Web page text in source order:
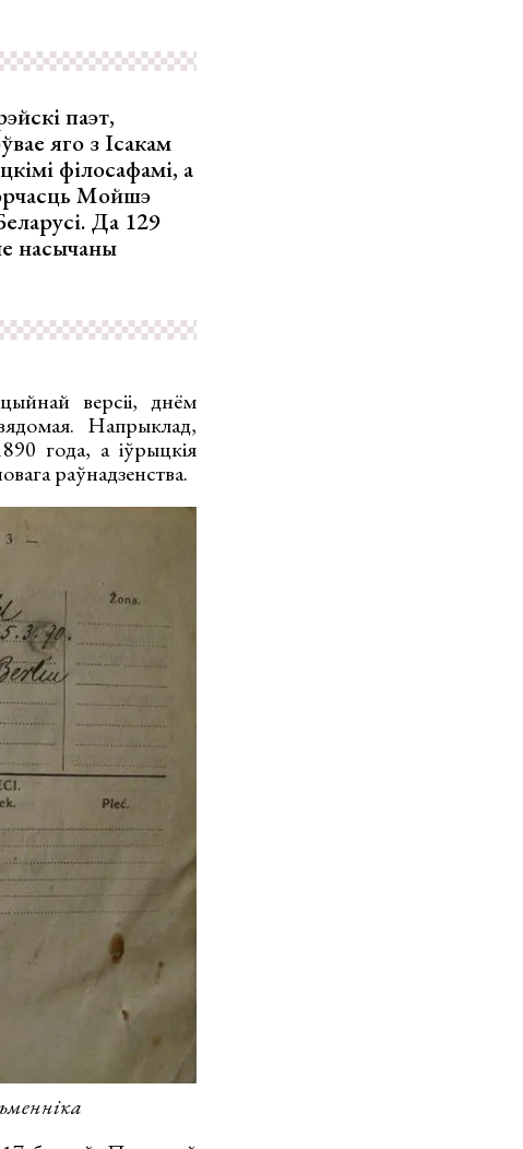
паэт,
яго з Ісакам
філосафамі, а
Мойшэ
Да 129
насычаны
версіі, днём
Напрыклад,
года, а іўрыцкія
раўнадзенства.